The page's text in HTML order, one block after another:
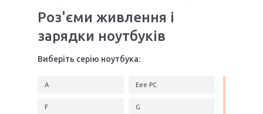
Роз'єми живлення і
зарядки ноутбуків
Виберіть серію ноутбука:
A Eee PC
F G